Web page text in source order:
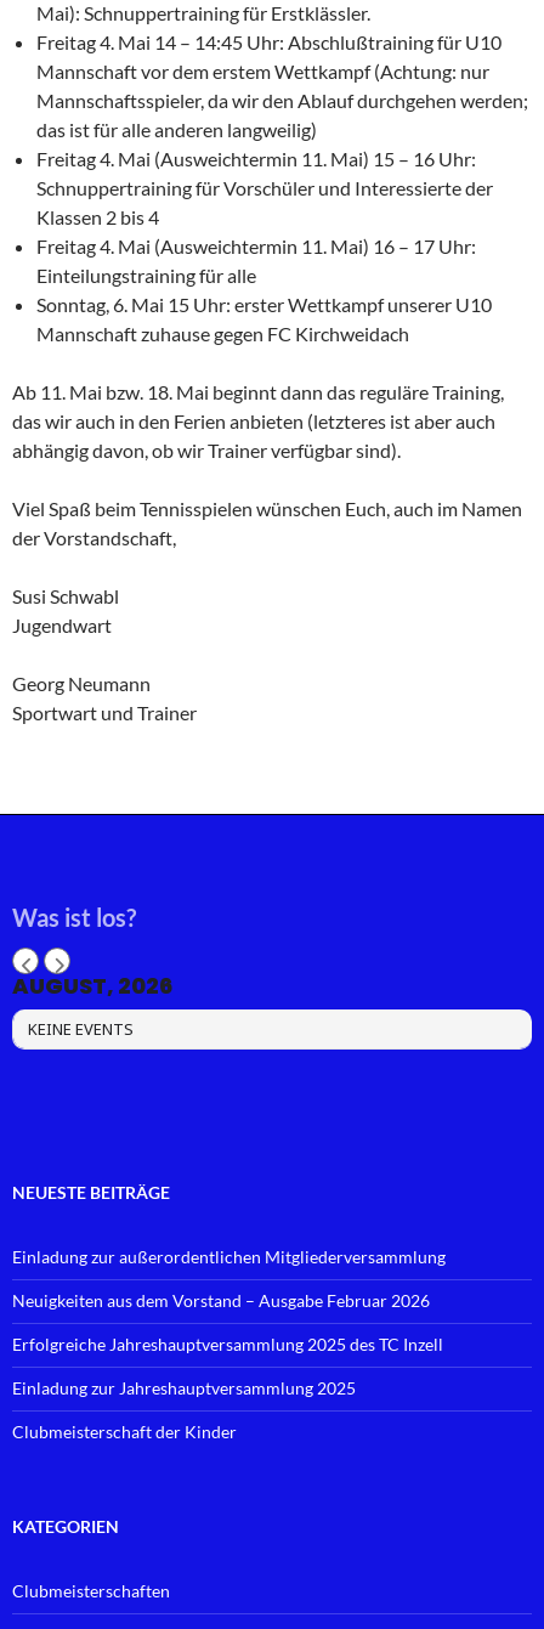
Mai): Schnuppertraining für Erstklässler.
Freitag 4. Mai 14 – 14:45 Uhr: Abschlußtraining für U10
Mannschaft vor dem erstem Wettkampf (Achtung: nur
Mannschaftsspieler, da wir den Ablauf durchgehen werden;
das ist für alle anderen langweilig)
Freitag 4. Mai (Ausweichtermin 11. Mai) 15 – 16 Uhr:
Schnuppertraining für Vorschüler und Interessierte der
Klassen 2 bis 4
Freitag 4. Mai (Ausweichtermin 11. Mai) 16 – 17 Uhr:
Einteilungstraining für alle
Sonntag, 6. Mai 15 Uhr: erster Wettkampf unserer U10
Mannschaft zuhause gegen FC Kirchweidach
Ab 11. Mai bzw. 18. Mai beginnt dann das reguläre Training,
das wir auch in den Ferien anbieten (letzteres ist aber auch
abhängig davon, ob wir Trainer verfügbar sind).
Viel Spaß beim Tennisspielen wünschen Euch, auch im Namen
der Vorstandschaft,
Susi Schwabl
Jugendwart
Georg Neumann
Sportwart und Trainer
Was ist los?
AUGUST, 2026
KEINE EVENTS
NEUESTE BEITRÄGE
Einladung zur außerordentlichen Mitgliederversammlung
Neuigkeiten aus dem Vorstand – Ausgabe Februar 2026
Erfolgreiche Jahreshauptversammlung 2025 des TC Inzell
Einladung zur Jahreshauptversammlung 2025
Clubmeisterschaft der Kinder
KATEGORIEN
Clubmeisterschaften